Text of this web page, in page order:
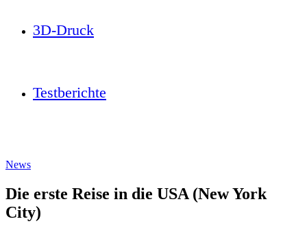
3D-Druck
Testberichte
News
Die erste Reise in die USA (New York
City)